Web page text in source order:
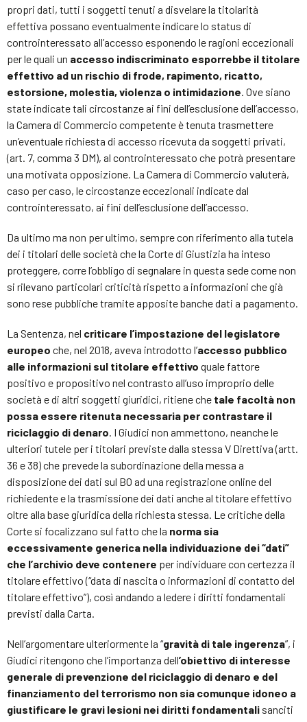
propri dati, tutti i soggetti tenuti a disvelare la titolarità
effettiva possano eventualmente indicare lo status di
controinteressato all’accesso esponendo le ragioni eccezionali
per le quali un accesso indiscriminato esporrebbe il titolare
effettivo ad un rischio di frode, rapimento, ricatto,
estorsione, molestia, violenza o intimidazione . Ove siano
state indicate tali circostanze ai fini dell’esclusione dell’accesso,
la Camera di Commercio competente è tenuta trasmettere
un’eventuale richiesta di accesso ricevuta da soggetti privati,
(art. 7, comma 3 DM), al controinteressato che potrà presentare
una motivata opposizione. La Camera di Commercio valuterà,
caso per caso, le circostanze eccezionali indicate dal
controinteressato, ai fini dell’esclusione dell’accesso.
Da ultimo ma non per ultimo, sempre con riferimento alla tutela
dei i titolari delle società che la Corte di Giustizia ha inteso
proteggere, corre l’obbligo di segnalare in questa sede come non
si rilevano particolari criticità rispetto a informazioni che già
sono rese pubbliche tramite apposite banche dati a pagamento.
La Sentenza, nel criticare l’impostazione del legislatore
europeo che, nel 2018, aveva introdotto l’accesso pubblico
alle informazioni sul titolare effettivo quale fattore
positivo e propositivo nel contrasto all’uso improprio delle
società e di altri soggetti giuridici, ritiene che tale facoltà non
possa essere ritenuta necessaria per contrastare il
riciclaggio di denaro . I Giudici non ammettono, neanche le
ulteriori tutele per i titolari previste dalla stessa V Direttiva (artt.
36 e 38) che prevede la subordinazione della messa a
disposizione dei dati sul BO ad una registrazione online del
richiedente e la trasmissione dei dati anche al titolare effettivo
oltre alla base giuridica della richiesta stessa. Le critiche della
Corte si focalizzano sul fatto che la norma sia
eccessivamente generica nella individuazione dei “dati”
che l’archivio deve contenere per individuare con certezza il
titolare effettivo (“data di nascita o informazioni di contatto del
titolare effettivo”), così andando a ledere i diritti fondamentali
previsti dalla Carta.
Nell’argomentare ulteriormente la “gravità di tale ingerenza”, i
Giudici ritengono che l’importanza dell’obiettivo di interesse
generale di prevenzione del riciclaggio di denaro e del
finanziamento del terrorismo non sia comunque idoneo a
giustificare le gravi lesioni nei diritti fondamentali sanciti